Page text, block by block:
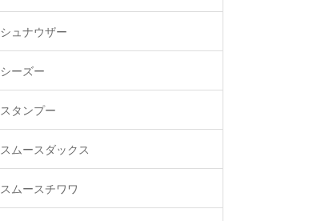
シュナウザー
シーズー
スタンプー
スムースダックス
スムースチワワ